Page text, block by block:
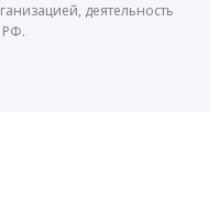
деятельность
РФ.